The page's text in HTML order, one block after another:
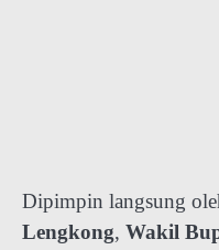
Dipimpin langsung
Lengkong, Wakil